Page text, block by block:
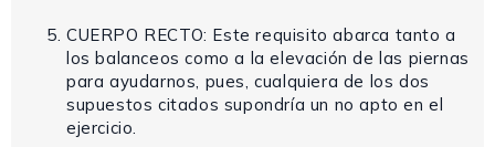
CUERPO RECTO: Este requisito abarca tanto a
los balanceos como a la elevación de las piernas
para ayudarnos, pues, cualquiera de los dos
supuestos citados supondría un no apto en el
ejercicio.